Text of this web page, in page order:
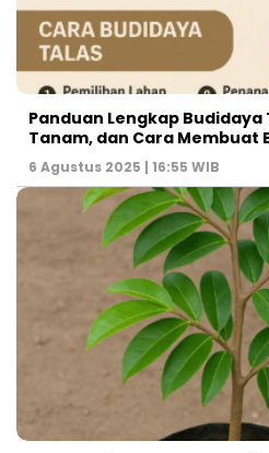
Panduan Lengkap Budidaya
Tanam, dan Cara Membuat
6 Agustus 2025 | 16:55 WIB